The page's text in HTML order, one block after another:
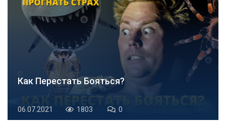
Как Перестать Бояться?
06.07.2021 1803 0